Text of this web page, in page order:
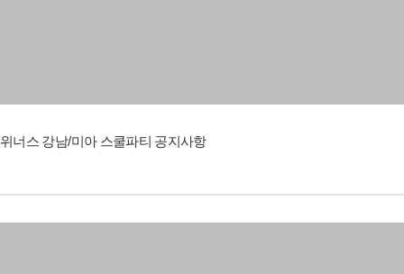
위너스 강남/미아 스쿨파티 공지사항